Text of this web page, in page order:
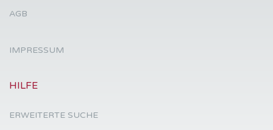
AGB
IMPRESSUM
HILFE
ERWEITERTE SUCHE